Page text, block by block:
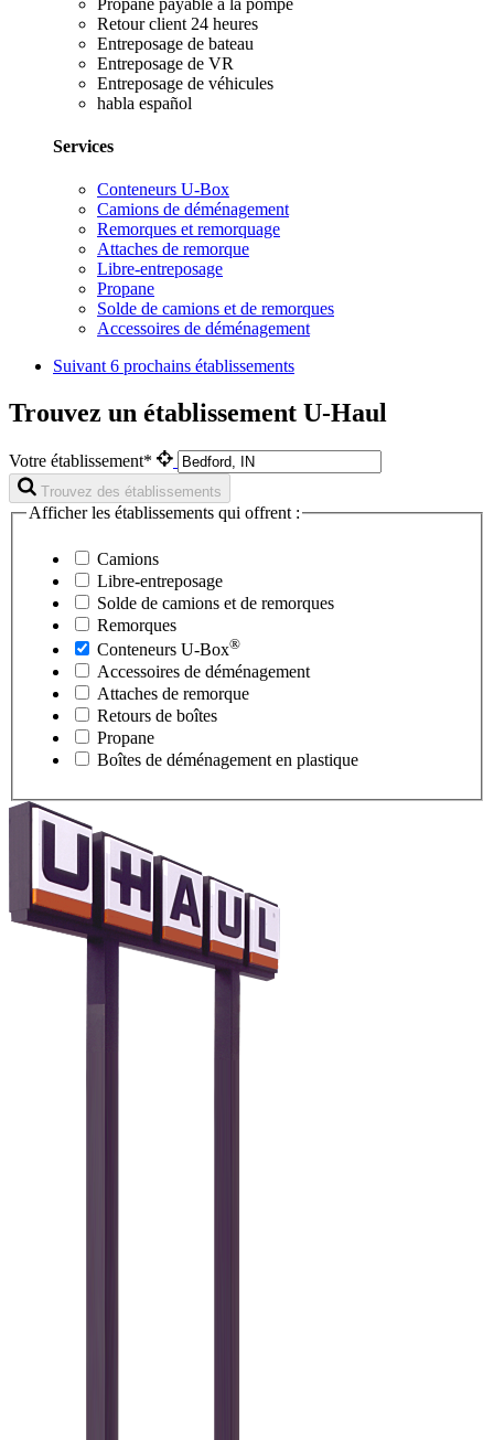
Retour client 24 heures
Entreposage de bateau
Entreposage de VR
Entreposage de véhicules
habla español
Services
Conteneurs U-Box
Camions de déménagement
Remorques et remorquage
Attaches de remorque
Libre-entreposage
Propane
Solde de camions et de remorques
Accessoires de déménagement
Suivant 6 prochains établissements
Trouvez un établissement U-Haul
Votre établissement*
Trouvez des établissements
Afficher les établissements qui offrent :
Camions
Libre-entreposage
Solde de camions et de remorques
Remorques
Conteneurs U-Box®
Accessoires de déménagement
Attaches de remorque
Retours de boîtes
Propane
Boîtes de déménagement en plastique